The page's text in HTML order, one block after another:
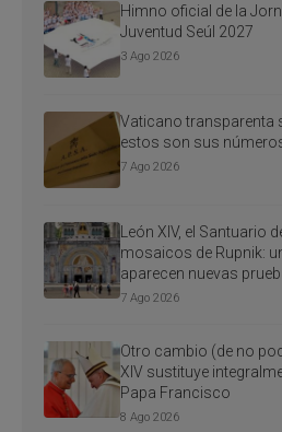
Himno oficial de la
Juventud Seúl 2027
3 Ago 2026
Vaticano transparenta
estos son sus
7 Ago 2026
León XIV, el Santuario
mosaicos de Rupnik:
aparecen nuevas
7 Ago 2026
Otro cambio (de no
XIV sustituye
Papa Francisco
8 Ago 2026